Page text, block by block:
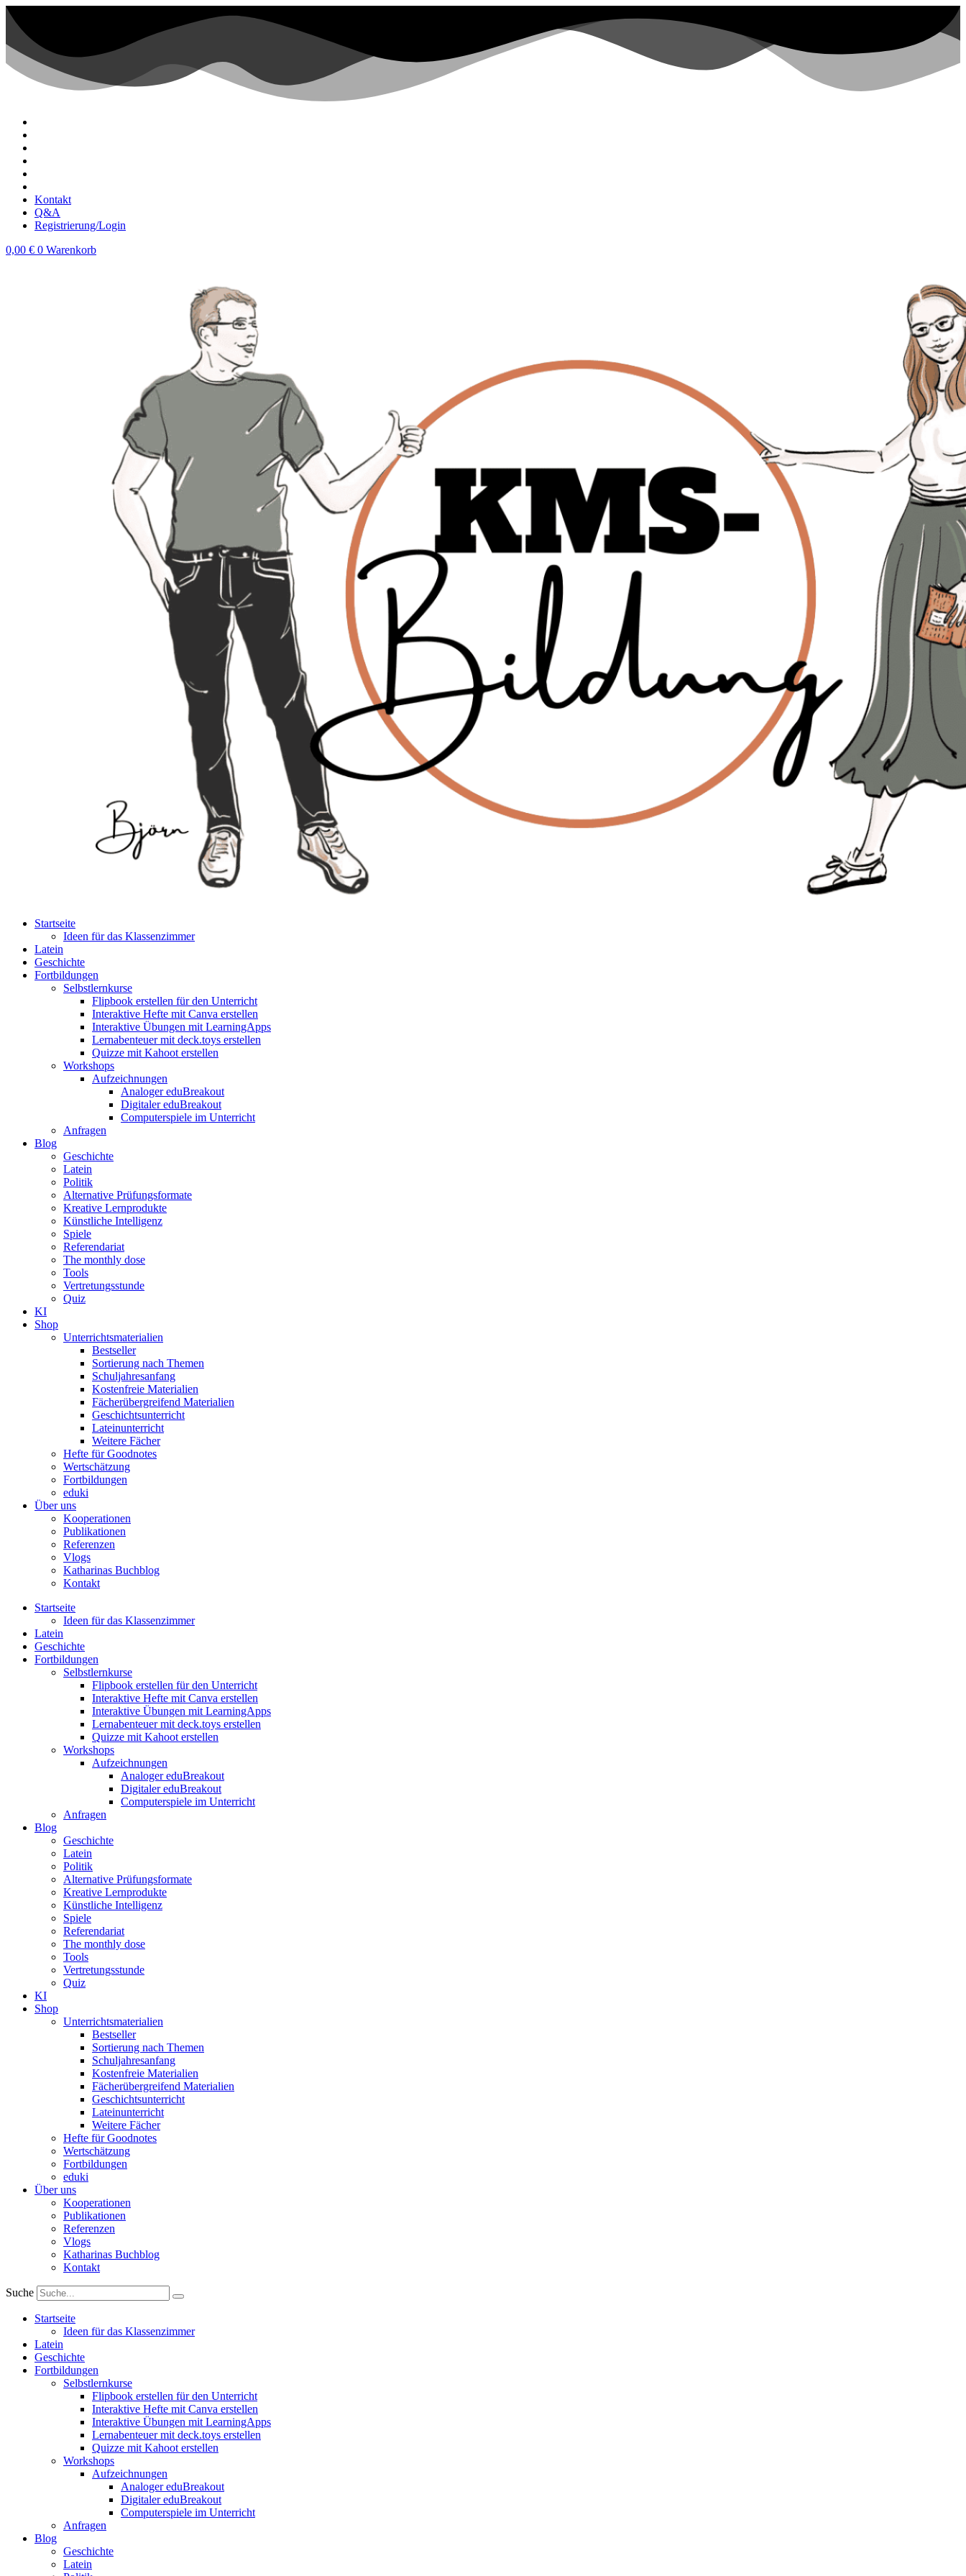
Zum
Inhalt
wechseln
Kontakt
Q&A
Registrierung/Login
0,00 € 0 Warenkorb
Startseite
Ideen für das Klassenzimmer
Latein
Geschichte
Fortbildungen
Selbstlernkurse
Flipbook erstellen für den Unterricht
Interaktive Hefte mit Canva erstellen
Interaktive Übungen mit LearningApps
Lernabenteuer mit deck.toys erstellen
Quizze mit Kahoot erstellen
Workshops
Aufzeichnungen
Analoger eduBreakout
Digitaler eduBreakout
Computerspiele im Unterricht
Anfragen
Blog
Geschichte
Latein
Politik
Alternative Prüfungsformate
Kreative Lernprodukte
Künstliche Intelligenz
Spiele
Referendariat
The monthly dose
Tools
Vertretungsstunde
Quiz
KI
Shop
Unterrichtsmaterialien
Bestseller
Sortierung nach Themen
Schuljahresanfang
Kostenfreie Materialien
Fächerübergreifend Materialien
Geschichtsunterricht
Lateinunterricht
Weitere Fächer
Hefte für Goodnotes
Wertschätzung
Fortbildungen
eduki
Über uns
Kooperationen
Publikationen
Referenzen
Vlogs
Katharinas Buchblog
Kontakt
Startseite
Ideen für das Klassenzimmer
Latein
Geschichte
Fortbildungen
Selbstlernkurse
Flipbook erstellen für den Unterricht
Interaktive Hefte mit Canva erstellen
Interaktive Übungen mit LearningApps
Lernabenteuer mit deck.toys erstellen
Quizze mit Kahoot erstellen
Workshops
Aufzeichnungen
Analoger eduBreakout
Digitaler eduBreakout
Computerspiele im Unterricht
Anfragen
Blog
Geschichte
Latein
Politik
Alternative Prüfungsformate
Kreative Lernprodukte
Künstliche Intelligenz
Spiele
Referendariat
The monthly dose
Tools
Vertretungsstunde
Quiz
KI
Shop
Unterrichtsmaterialien
Bestseller
Sortierung nach Themen
Schuljahresanfang
Kostenfreie Materialien
Fächerübergreifend Materialien
Geschichtsunterricht
Lateinunterricht
Weitere Fächer
Hefte für Goodnotes
Wertschätzung
Fortbildungen
eduki
Über uns
Kooperationen
Publikationen
Referenzen
Vlogs
Katharinas Buchblog
Kontakt
Suche
Startseite
Ideen für das Klassenzimmer
Latein
Geschichte
Fortbildungen
Selbstlernkurse
Flipbook erstellen für den Unterricht
Interaktive Hefte mit Canva erstellen
Interaktive Übungen mit LearningApps
Lernabenteuer mit deck.toys erstellen
Quizze mit Kahoot erstellen
Workshops
Aufzeichnungen
Analoger eduBreakout
Digitaler eduBreakout
Computerspiele im Unterricht
Anfragen
Blog
Geschichte
Latein